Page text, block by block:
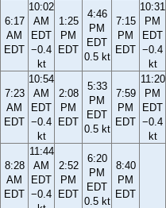
6:17
AM
EDT
10:02
AM
EDT
−0.4
kt
1:25
PM
EDT
4:46
PM
EDT
0.5 kt
7:15
PM
EDT
10:31
PM
EDT
−0.4
kt
7:23
AM
EDT
10:54
AM
EDT
−0.4
kt
2:08
PM
EDT
5:33
PM
EDT
0.5 kt
7:59
PM
EDT
11:20
PM
EDT
−0.4
kt
8:28
AM
EDT
11:44
AM
EDT
−0.4
2:52
PM
EDT
6:20
PM
EDT
0.5 kt
8:40
PM
EDT